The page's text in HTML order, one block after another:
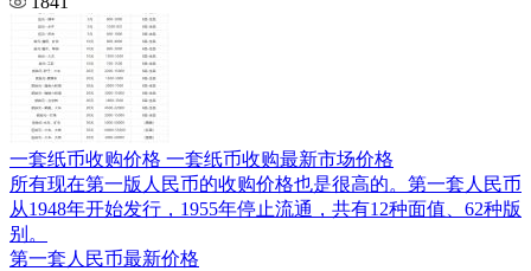
一套纸币收购价格 一套纸币收购最新市场价格
所有现在第一版人民币的收购价格也是很高的。第一套人民币
从1948年开始发行，1955年停止流通，共有12种面值、62种版
别。
第一套人民币最新价格